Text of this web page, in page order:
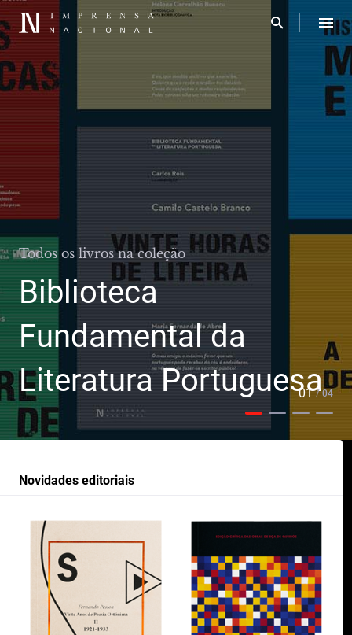
Todos os livros na coleção
Biblioteca
Fundamental da
Literatura Portuguesa
01/ 04
Novidades editoriais